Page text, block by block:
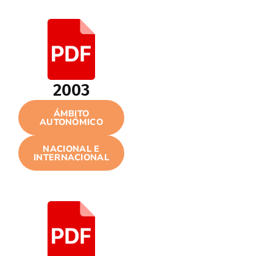
2003
ÁMBITO
AUTONÓMICO
NACIONAL E
INTERNACIONAL